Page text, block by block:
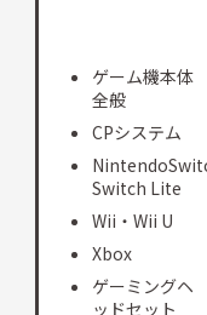
ゲーム機本体
全般
CPシステム
Switch Lite
Wii・Wii U
Xbox
ゲーミングヘ
ッドセット